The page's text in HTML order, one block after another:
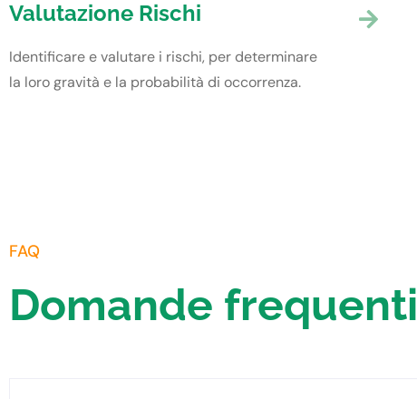
Valutazione Rischi
Identificare e valutare i rischi, per determinare
la loro gravità e la probabilità di occorrenza.
FAQ
Domande frequenti